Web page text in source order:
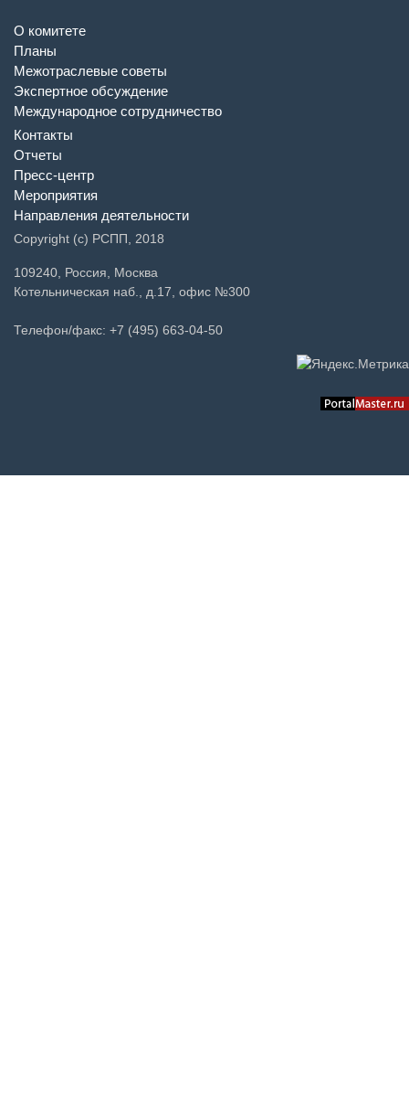
О комитете
Планы
Межотраслевые советы
Экспертное обсуждение
Международное сотрудничество
Контакты
Отчеты
Пресс-центр
Мероприятия
Направления деятельности
Copyright (c) РСПП, 2018
109240, Россия, Москва
Котельническая наб., д.17, офис №300
Телефон/факс: +7 (495) 663-04-50